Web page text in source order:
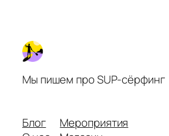
Мы пишем про SUP-сёрфинг
Блог
Мероприятия